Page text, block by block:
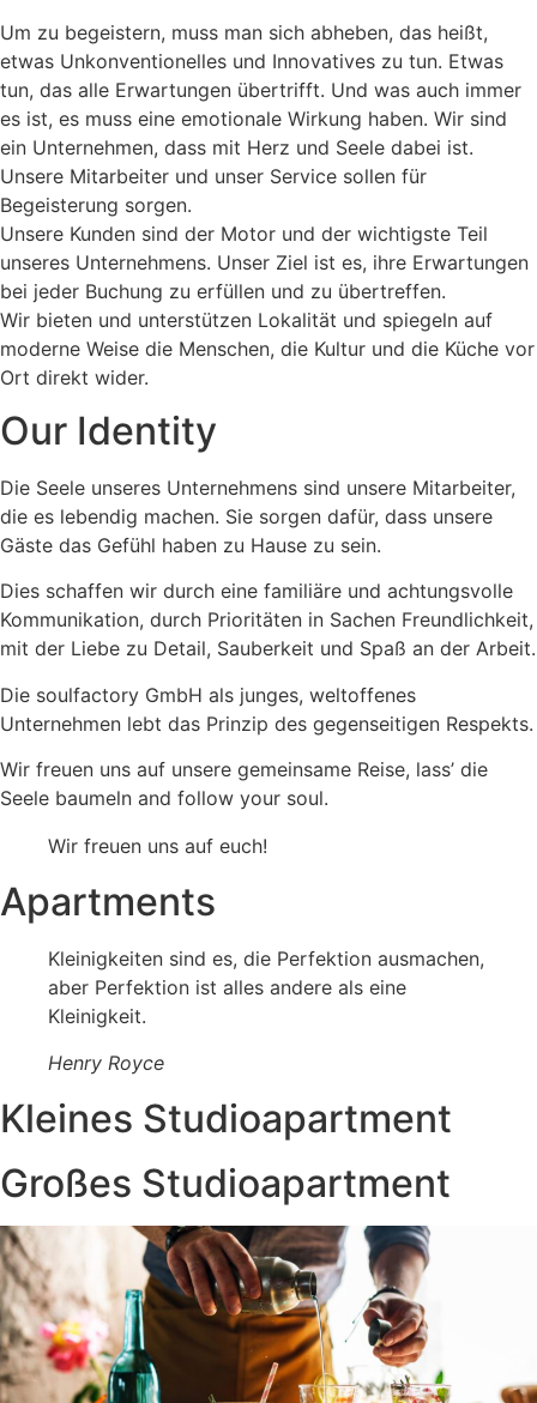
Um zu begeistern, muss man sich abheben, das heißt,
etwas Unkonventionelles und Innovatives zu tun. Etwas
tun, das alle Erwartungen übertrifft. Und was auch immer
es ist, es muss eine emotionale Wirkung haben. Wir sind
ein Unternehmen, dass mit Herz und Seele dabei ist.
Unsere Mitarbeiter und unser Service sollen für
Begeisterung sorgen.
Unsere Kunden sind der Motor und der wichtigste Teil
unseres Unternehmens. Unser Ziel ist es, ihre Erwartungen
bei jeder Buchung zu erfüllen und zu übertreffen.
Wir bieten und unterstützen Lokalität und spiegeln auf
moderne Weise die Menschen, die Kultur und die Küche vor
Ort direkt wider.
Our Identity
Die Seele unseres Unternehmens sind unsere Mitarbeiter,
die es lebendig machen. Sie sorgen dafür, dass unsere
Gäste das Gefühl haben zu Hause zu sein.
Dies schaffen wir durch eine familiäre und achtungsvolle
Kommunikation, durch Prioritäten in Sachen Freundlichkeit,
mit der Liebe zu Detail, Sauberkeit und Spaß an der Arbeit.
Die soulfactory GmbH als junges, weltoffenes
Unternehmen lebt das Prinzip des gegenseitigen Respekts.
Wir freuen uns auf unsere gemeinsame Reise, lass’ die
Seele baumeln and follow your soul.
Wir freuen uns auf euch!
Apartments
Kleinigkeiten sind es, die Perfektion ausmachen,
aber Perfektion ist alles andere als eine
Kleinigkeit.
Henry Royce
Kleines Studioapartment
Großes Studioapartment